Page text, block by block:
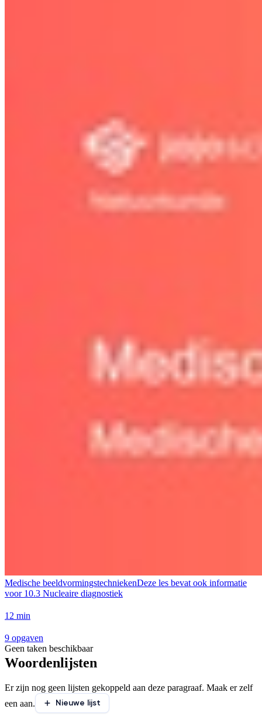
Medische beeldvormingstechniekenDeze les bevat ook informatie
voor 10.3 Nucleaire diagnostiek
12 min
9 opgaven
Geen taken beschikbaar
Woordenlijsten
Er zijn nog geen lijsten gekoppeld aan deze paragraaf. Maak er zelf
een aan.
Nieuwe lijst